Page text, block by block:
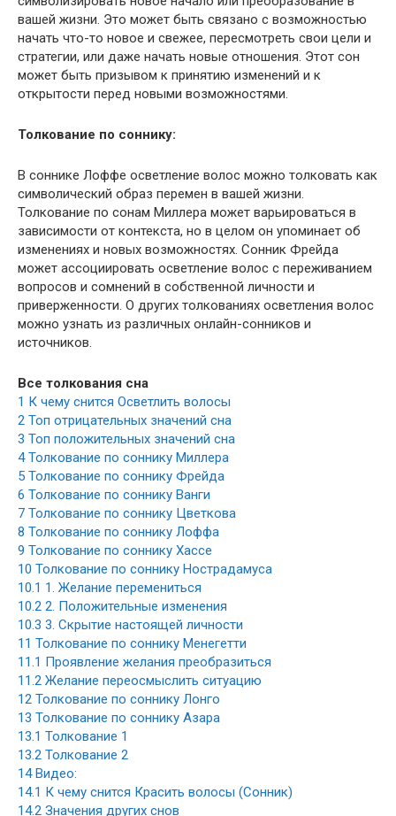
вашей жизни. Это может быть связано с возможностью
начать что-то новое и свежее, пересмотреть свои цели и
стратегии, или даже начать новые отношения. Этот сон
может быть призывом к принятию изменений и к
открытости перед новыми возможностями.
Толкование по соннику:
В соннике Лоффе осветление волос можно толковать как
символический образ перемен в вашей жизни.
Толкование по сонам Миллера может варьироваться в
зависимости от контекста, но в целом он упоминает об
изменениях и новых возможностях. Сонник Фрейда
может ассоциировать осветление волос с переживанием
вопросов и сомнений в собственной личности и
приверженности. О других толкованиях осветления волос
можно узнать из различных онлайн-сонников и
источников.
Все толкования сна
1 К чему снится Осветлить волосы
2 Топ отрицательных значений сна
3 Топ положительных значений сна
4 Толкование по соннику Миллера
5 Толкование по соннику Фрейда
6 Толкование по соннику Ванги
7 Толкование по соннику Цветкова
8 Толкование по соннику Лоффа
9 Толкование по соннику Хассе
10 Толкование по соннику Нострадамуса
10.1 1. Желание перемениться
10.2 2. Положительные изменения
10.3 3. Скрытие настоящей личности
11 Толкование по соннику Менегетти
11.1 Проявление желания преобразиться
11.2 Желание переосмыслить ситуацию
12 Толкование по соннику Лонго
13 Толкование по соннику Азара
13.1 Толкование 1
13.2 Толкование 2
14 Видео:
14.1 К чему снится Красить волосы (Сонник)
14.2 Значения других снов